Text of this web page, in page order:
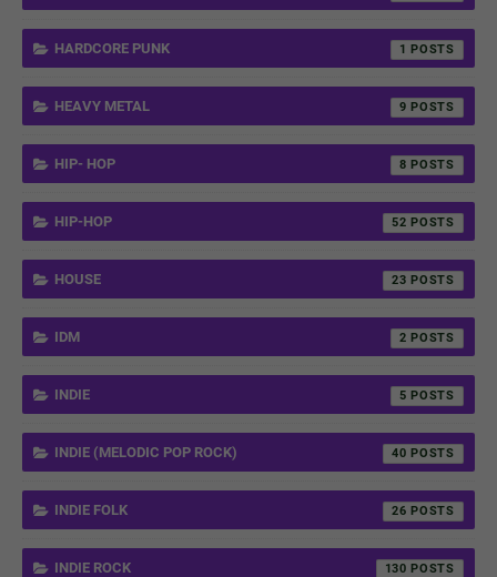
HARDCORE PUNK 1
HEAVY METAL 9
HIP- HOP 8
HIP-HOP 52
HOUSE 23
IDM 2
INDIE 5
INDIE (MELODIC POP ROCK) 40
INDIE FOLK 26
INDIE ROCK 130